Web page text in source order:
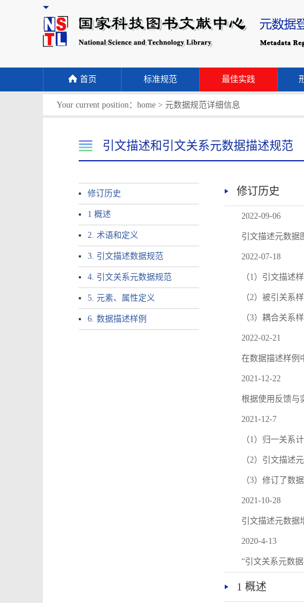
首页 标准规范 最佳实践
Your current position： home > 元数据规范详细信息
引文描述和引文关系元数据描述规范
修订历史
1 概述
2. 术语和定义
3. 引文描述数据规范
4. 引文关系元数据规范
5. 元素、属性定义
6. 数据描述样例
修订历史
2022-09-06
引文描述元数据
2022-07-18
（1）引文描述
（2）被引关系
（3）耦合关系
2022-02-21
在数据描述样例
2021-12-22
根据使用反馈与
2021-12-7
（1）归一关系
（2）引文描述
（3）修订了数
2021-10-28
引文描述元数据
2020-4-13
“引文关系元数
1 概述